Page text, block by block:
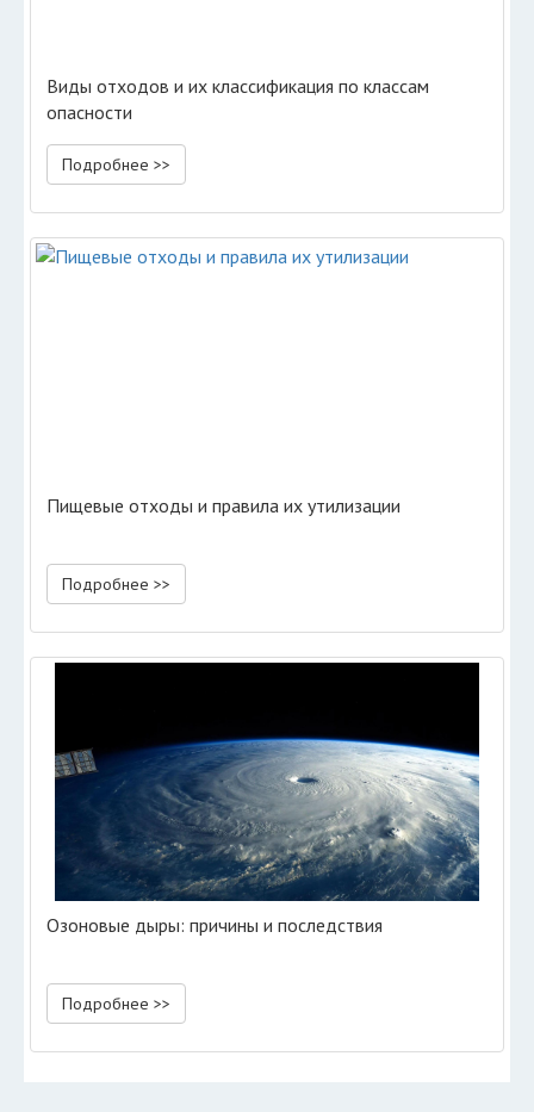
Виды отходов и их классификация по классам
опасности
Подробнее >>
Пищевые отходы и правила их утилизации
Подробнее >>
Озоновые дыры: причины и последствия
Подробнее >>